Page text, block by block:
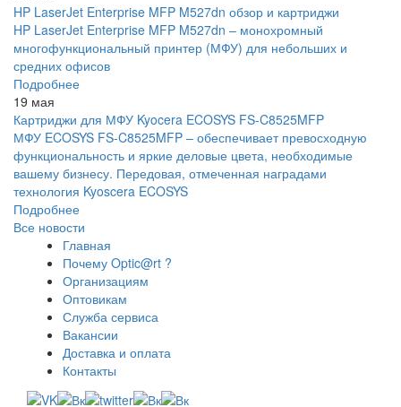
HP LaserJet Enterprise MFP M527dn обзор и картриджи
HP LaserJet Enterprise MFP M527dn – монохромный
многофункциональный принтер (МФУ) для небольших и
средних офисов
Подробнее
19 мая
Картриджи для МФУ Kyocera ECOSYS FS-C8525MFP
МФУ ECOSYS FS-C8525MFP – обеспечивает превосходную
функциональность и яркие деловые цвета, необходимые
вашему бизнесу. Передовая, отмеченная наградами
технология Kyoscera ECOSYS
Подробнее
Все новости
Главная
Почему Optic@rt ?
Организациям
Оптовикам
Служба сервиса
Вакансии
Доставка и оплата
Контакты